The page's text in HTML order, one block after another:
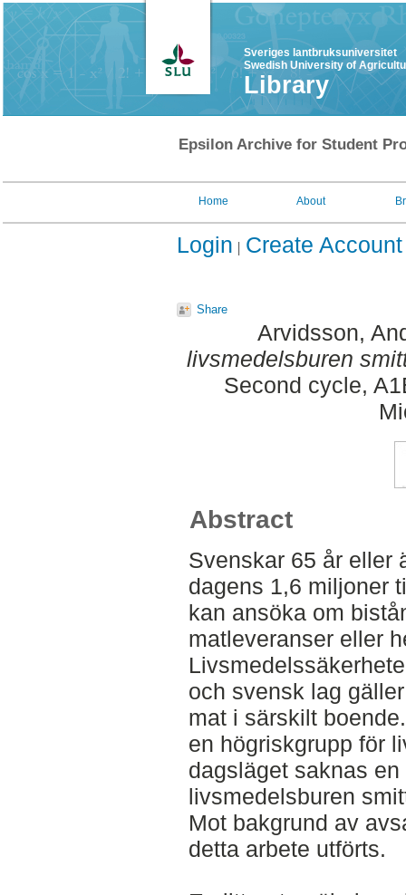
Sveriges lantbruksuniversitet
Swedish University of
Library
Epsilon Archive for Student
Home About
Login Create Account
Share
Arvidsson,
livsmedelsburen
Second cycle,
Abstract
Svenskar 65 år eller
dagens 1,6 miljoner
kan ansöka om
matleveranser eller
och svensk lag
mat i särskilt
en högriskgrupp för
dagsläget saknas
livsmedelsburen
Mot bakgrund av
detta arbete utförts.